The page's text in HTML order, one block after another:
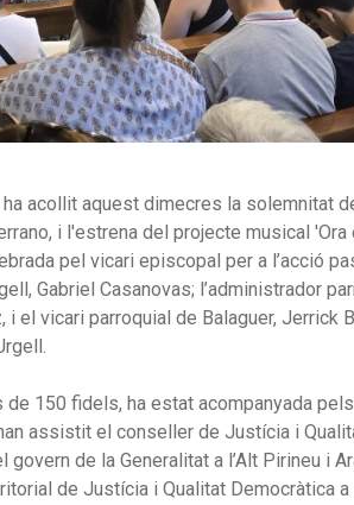
acollit aquest dimecres la solemnitat
i l'estrena del projecte musical
pel vicari episcopal per a l’acció
Gabriel Casanovas; l’administrador
el vicari parroquial de Balaguer, Jerrick
de 150 fidels, ha estat acompanyada
assistit el conseller de Justícia i
de la Generalitat a l’Alt Pirineu i
de Justícia i Qualitat Democràtica a